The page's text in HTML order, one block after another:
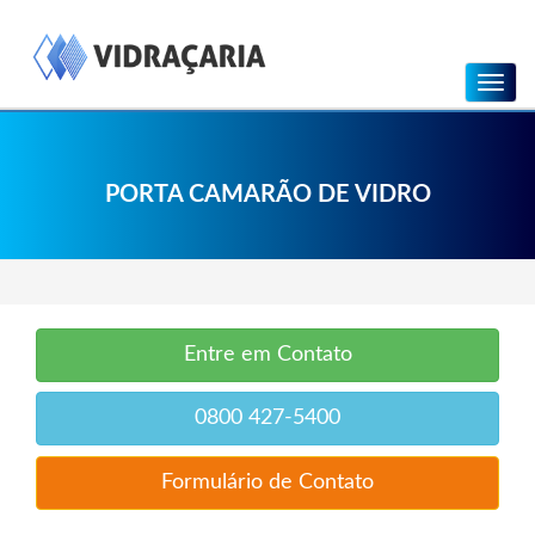
PORTA CAMARÃO DE VIDRO
Menu
Entre em Contato
0800 427-5400
Formulário de Contato